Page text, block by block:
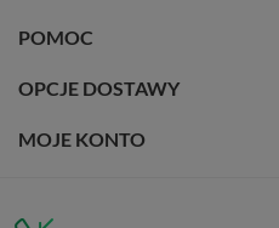
POMOC
OPCJE DOSTAWY
MOJE KONTO